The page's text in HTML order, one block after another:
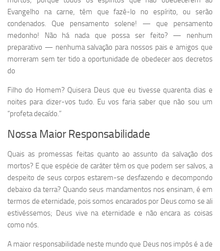
Evangelho na carne, têm que fazê-lo no espírito, ou serão
condenados. Que pensamento solene! — que pensamento
medonho! Não há nada que possa ser feito? — nenhum
preparativo — nenhuma salvação para nossos pais e amigos que
morreram sem ter tido a oportunidade de obedecer aos decretos
do
Filho do Homem? Quisera Deus que eu tivesse quarenta dias e
noites para dizer-vos tudo. Eu vos faria saber que não sou um
“profeta decaído.”
Nossa Maior Responsabilidade
Quais as promessas feitas quanto ao assunto da salvação dos
mortos? E que espécie de caráter têm os que podem ser salvos, a
despeito de seus corpos estarem-se desfazendo e decompondo
debaixo da terra? Quando seus mandamentos nos ensinam, é em
termos de eternidade, pois somos encarados por Deus como se ali
estivéssemos; Deus vive na eternidade e não encara as coisas
como nós.
A maior responsabilidade neste mundo que Deus nos impôs é a de